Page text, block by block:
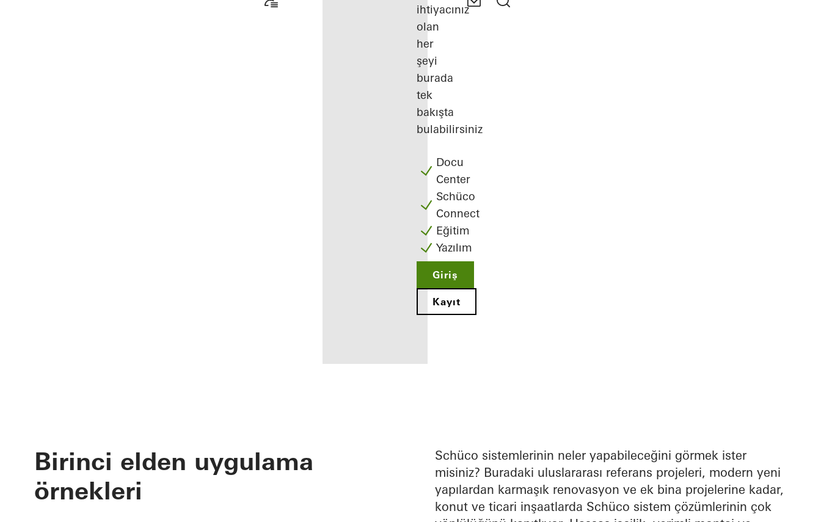
avantajlarınız
ihtiyacınız
olan
her
şeyi
burada
tek
bakışta
bulabilirsiniz
Docu
Center
Schüco
Connect
Eğitim
Yazılım
Giriş
Kayıt
Birinci elden uygulama
örnekleri
Schüco sistemlerinin neler yapabileceğini görmek ister
misiniz? Buradaki uluslararası referans projeleri, modern yeni
yapılardan karmaşık renovasyon ve ek bina projelerine kadar,
konut ve ticari inşaatlarda Schüco sistem çözümlerinin çok